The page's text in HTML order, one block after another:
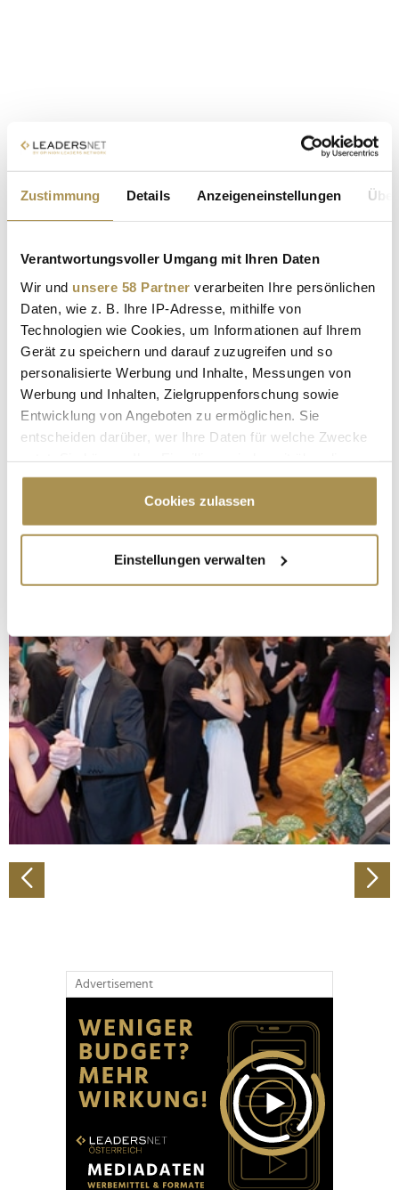
Zustimmung Details Anzeigeneinstellungen
Verantwortungsvoller Umgang mit Ihren Daten
Wir und unsere 58 Partner verarbeiten Ihre persönlichen
Daten, wie z. B. Ihre IP-Adresse, mithilfe von
Technologien wie Cookies, um Informationen auf Ihrem
Gerät zu speichern und darauf zuzugreifen und so
personalisierte Werbung und Inhalte, Messungen von
Werbung und Inhalten, Zielgruppenforschung sowie
Entwicklung von Angeboten zu ermöglichen. Sie
entscheiden darüber, wer Ihre Daten für welche Zwecke
Cookie-Erklärung oder durch Klicken auf das Privacy
Trigger Symbol ändern oder widerrufen
Informationen über Ihre geografische Lage
erfassen, welche bis auf einige Meter genau sein
bestimmten Merkmalen (Fingerprinting) identifizieren
Erfahren Sie mehr darüber, wie Ihre persönlichen Daten
verarbeitet werden, und legen Sie Ihre Präferenzen im
Abschnitt Einzelheitenfest.
Wir verwenden Cookies, um Inhalte und Anzeigen zu
personalisieren, Funktionen für soziale Medien anbieten
zu können und die Zugriffe auf unsere Website zu
analysieren. Außerdem geben wir Informationen zu Ihrer
Verwendung unserer Website an unsere Partner für
soziale Medien, Werbung und Analysen weiter. Unsere
Partner führen diese Informationen möglicherweise mit
Cookies zulassen
Einstellungen verwalten
Advertisement